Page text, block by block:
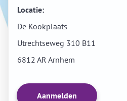
Locatie:
De Kookplaats
Utrechtseweg 310 B11
6812 AR Arnhem
Aanmelden